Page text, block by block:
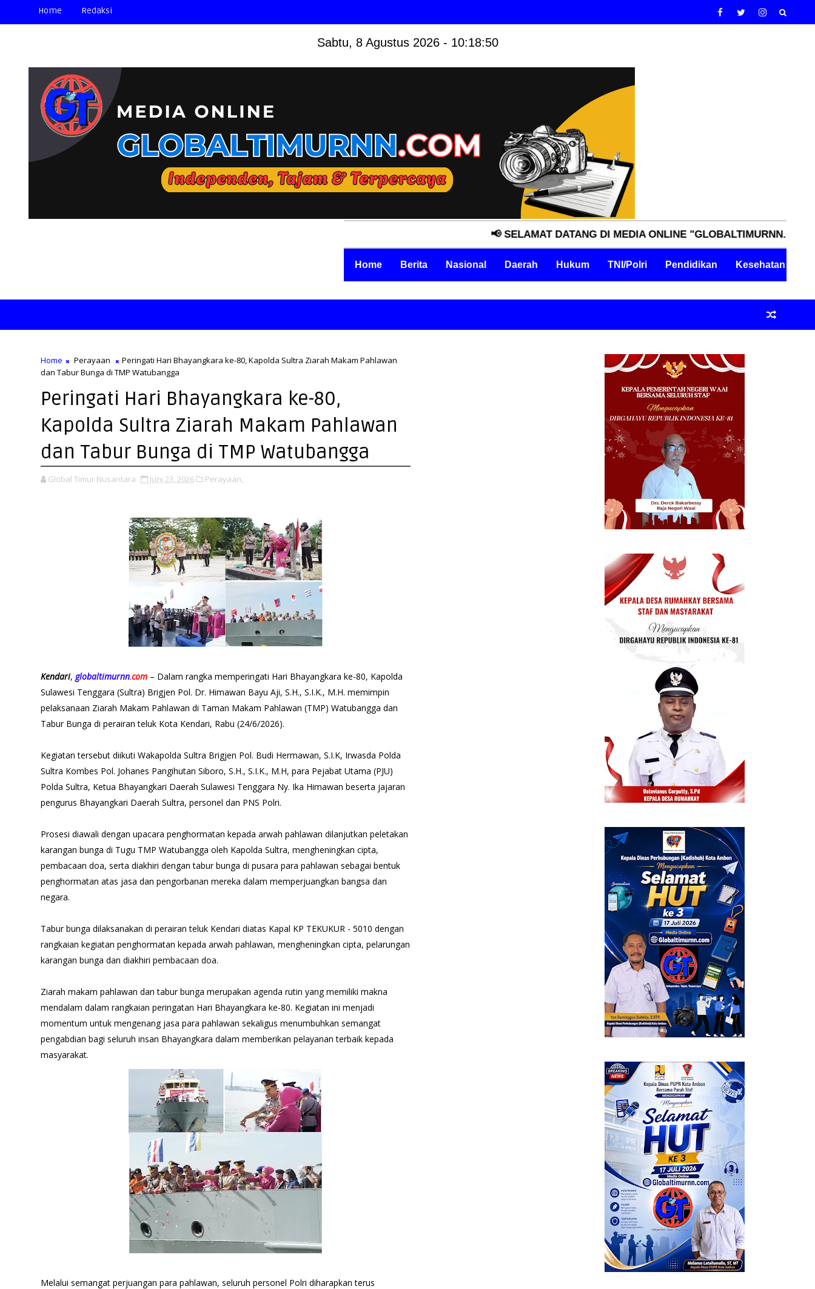
Home Redaksi
Sabtu, 8 Agustus 2026 - 10:18:51
📢 SELAMAT DATANG DI MEDIA ONLINE "GLOBALTIMURNN.COM"
Home Berita Nasional Daerah Hukum TNI/Polri Pendidikan Kesehatan
Home Perayaan
Peringati Hari Bhayangkara ke-80, Kapolda Sultra Ziarah Makam Pahlawan
dan Tabur Bunga di TMP Watubangga
Peringati Hari Bhayangkara ke-80,
Kapolda Sultra Ziarah Makam Pahlawan
dan Tabur Bunga di TMP Watubangga
Global Timur Nusantara Juni 23, 2026 Perayaan,
Kendari, globaltimurnn.com – Dalam rangka memperingati Hari Bhayangkara ke-80, Kapolda
Sulawesi Tenggara (Sultra) Brigjen Pol. Dr. Himawan Bayu Aji, S.H., S.I.K., M.H. memimpin
pelaksanaan Ziarah Makam Pahlawan di Taman Makam Pahlawan (TMP) Watubangga dan
Tabur Bunga di perairan teluk Kota Kendari, Rabu (24/6/2026).
Kegiatan tersebut diikuti Wakapolda Sultra Brigjen Pol. Budi Hermawan, S.I.K, Irwasda Polda
Sultra Kombes Pol. Johanes Pangihutan Siboro, S.H., S.I.K., M.H, para Pejabat Utama (PJU)
Polda Sultra, Ketua Bhayangkari Daerah Sulawesi Tenggara Ny. Ika Himawan beserta jajaran
pengurus Bhayangkari Daerah Sultra, personel dan PNS Polri.
Prosesi diawali dengan upacara penghormatan kepada arwah pahlawan dilanjutkan peletakan
karangan bunga di Tugu TMP Watubangga oleh Kapolda Sultra, mengheningkan cipta,
pembacaan doa, serta diakhiri dengan tabur bunga di pusara para pahlawan sebagai bentuk
penghormatan atas jasa dan pengorbanan mereka dalam memperjuangkan bangsa dan
negara.
Tabur bunga dilaksanakan di perairan teluk Kendari diatas Kapal KP TEKUKUR - 5010 dengan
rangkaian kegiatan penghormatan kepada arwah pahlawan, mengheningkan cipta, pelarungan
karangan bunga dan diakhiri pembacaan doa.
Ziarah makam pahlawan dan tabur bunga merupakan agenda rutin yang memiliki makna
mendalam dalam rangkaian peringatan Hari Bhayangkara ke-80. Kegiatan ini menjadi
momentum untuk mengenang jasa para pahlawan sekaligus menumbuhkan semangat
pengabdian bagi seluruh insan Bhayangkara dalam memberikan pelayanan terbaik kepada
masyarakat.
Melalui semangat perjuangan para pahlawan, seluruh personel Polri diharapkan terus